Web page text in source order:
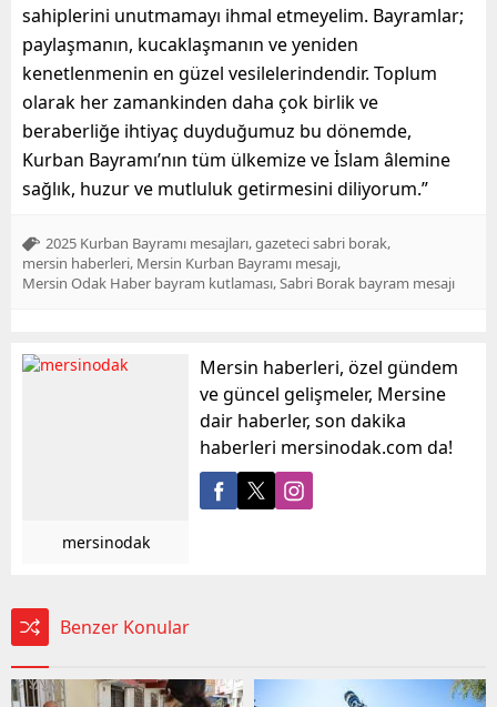
sahiplerini unutmamayı ihmal etmeyelim. Bayramlar;
paylaşmanın, kucaklaşmanın ve yeniden
kenetlenmenin en güzel vesilelerindendir. Toplum
olarak her zamankinden daha çok birlik ve
beraberliğe ihtiyaç duyduğumuz bu dönemde,
Kurban Bayramı’nın tüm ülkemize ve İslam âlemine
sağlık, huzur ve mutluluk getirmesini diliyorum.”
2025 Kurban Bayramı mesajları gazeteci sabri borak
mersin haberleri Mersin Kurban Bayramı mesajı
Mersin Odak Haber bayram kutlaması Sabri Borak bayram mesajı
mersinodak
Mersin haberleri, özel gündem
ve güncel gelişmeler, Mersine
dair haberler, son dakika
haberleri mersinodak.com da!
Benzer Konular